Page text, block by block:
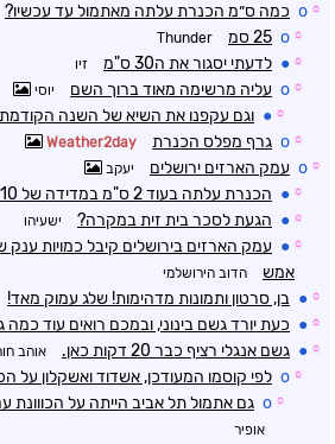
☼
o כמה ס״מ הכנרת עלתה מאתמול עד עכשיו?
☼
o 25 סמ Thunder
☼
● לדעתי יסגור את ה30 ס"מ זיו
☼
o עליה מרשימה מאוד ברוך השם יוסי
☼
● וגם עקפנו את השיא של השנה
☼
o גרף מפלס הכנרת Weather2day
☼
o עמק הארזים ירושלים יעקב
☼
● הכנרת עלתה בעוד 2 ס"מ במדידה של 10 כעת 211.08
☼
● הגעת לסכר בית זית במקרה? ישעיהו
☼
● עמק הארזים בירושלים קיבל כמויות
אמש
הדוב הירושלמי
☼
● בן, סרטון ותמונות מדהימות! שלג עמוק מאד!
☼
● כעת יורד גשם בינוני, ובמכם רואים עוד כמה
☼
● גשם אנגלי רציף כבר 20 דקות כאן. אוהב
☼
o לפי קוסמו המעודכן, אשדוד ואשקלון על
☼
o גם אתמול תל אביב הייתה על הכווונת עם 200 ממ וירד פה רק
אופיר